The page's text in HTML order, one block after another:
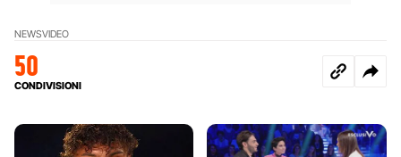
NEWSVIDEO
50
CONDIVISIONI